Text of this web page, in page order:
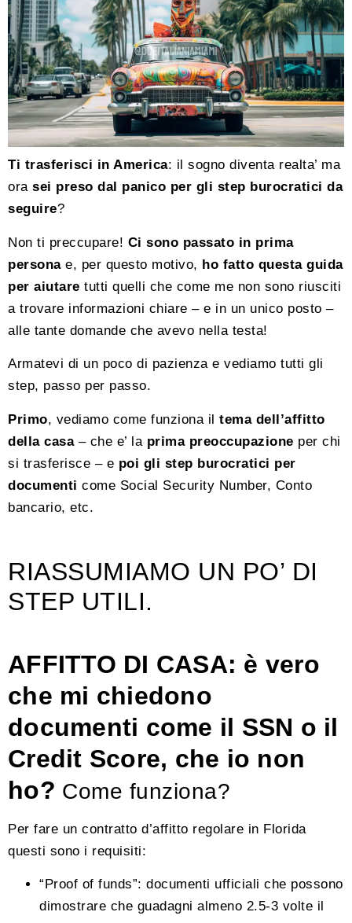
Ti trasferisci in America: il sogno diventa realta’ ma
ora sei preso dal panico per gli step burocratici da
seguire?
Non ti preccupare! Ci sono passato in prima
personae, per questo motivo, ho fatto questa guida
per aiutare tutti quelli che come me non sono riusciti
a trovare informazioni chiare – e in un unico posto –
alle tante domande che avevo nella testa!
Armatevi di un poco di pazienza e vediamo tutti gli
step, passo per passo.
Primo, vediamo come funziona il tema dell’affitto
della casa– che e’ la prima preoccupazione per chi
si trasferisce – e poi gli step burocratici per
documenti come Social Security Number, Conto
bancario, etc.
RIASSUMIAMO UN PO’ DI
STEP UTILI.
AFFITTO DI CASA: è vero
che mi chiedono
documenti come il SSN o il
Credit Score, che io non
ho? Come funziona?
Per fare un contratto d’affitto regolare in Florida
questi sono i requisiti:
“Proof of funds”: documenti ufficiali che possono
dimostrare che guadagni almeno 2.5-3 volte il